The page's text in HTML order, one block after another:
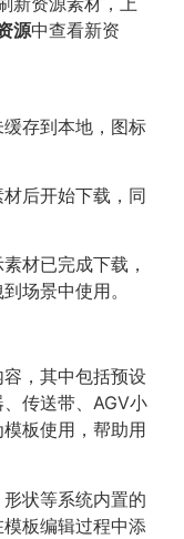
源中查看新资
存到本地，图标
后开始下载，同
材已完成下载，
场景中使用。
，其中包括预设
传送带、AGV小
板使用，帮助用
状等系统内置的
板编辑过程中添